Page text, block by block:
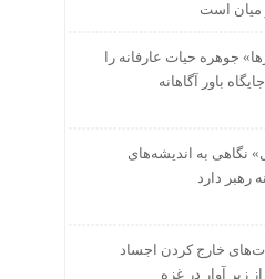
میان است
جوهره حیات عارفانه را
باور آگاهانه
نگاهی به اندیشه‌های
رهبر دارد
خارج کردن اجساد
زیر آوار در غزه